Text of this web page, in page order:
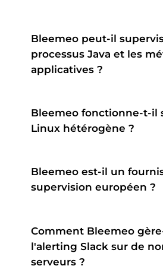
Bleemeo peut-il
processus Java et les
applicatives ?
Bleemeo fonctionne-t-il
Linux hétérogène ?
Bleemeo est-il un
supervision européen ?
Comment Bleemeo
l'alerting Slack sur de
serveurs ?